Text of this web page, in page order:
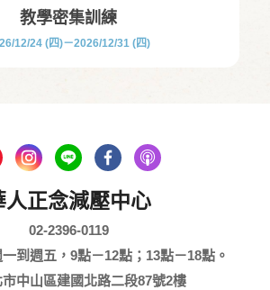
教學密集訓練
12/24 (四)－2026/12/31 (四)
人正念減壓中心
02-2396-0119
一到週五，9點－12點；13點－18點。
市中山區建國北路二段87號2樓